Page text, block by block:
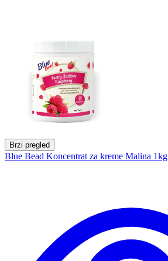
Brzi pregled
Blue Bead Koncentrat za kreme Malina 1kg